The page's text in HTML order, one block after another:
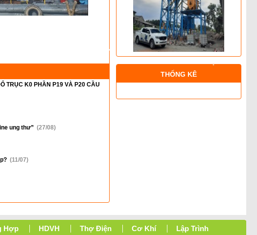
TRỤC K0 PHẦN P19 VÀ P20 CẦU
ung thư” (27/08)
(11/07)
THỐNG KÊ
Hợp HDVH Thợ Điện Cơ Khí Lập Trình